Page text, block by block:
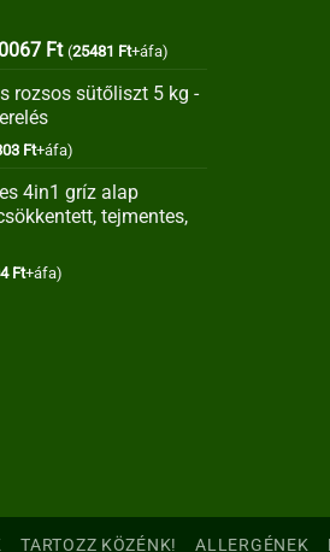
Ft.
FtCurrent
is:
(25481 Ft+áfa)
rozsos sütőliszt 5 kg -
Ft+áfa)
4in1 gríz alap
tejmentes,
Ft+áfa)
TARTOZZ KÖZÉNK! ALLERGÉNEK